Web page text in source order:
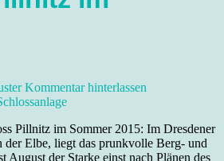
Kommentar hinterlassen
Pillnitz im Sommer 2015: Im Dresdener
der Elbe, liegt das prunkvolle Berg- und
August der Starke einst nach Plänen des